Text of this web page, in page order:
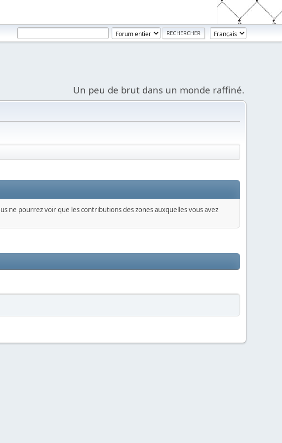
Un peu de brut dans un monde raffiné.
ne pourrez voir que les contributions des zones auxquelles vous avez